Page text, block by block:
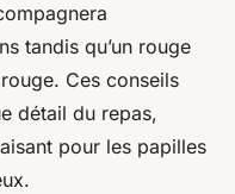
tandis qu’un rouge
Ces conseils
détail du repas,
pour les papilles